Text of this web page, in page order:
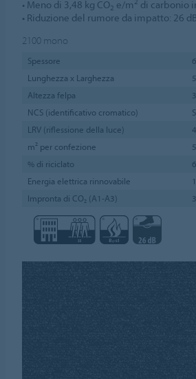
• Meno di 3,48 kg CO2 e/m
di carbonio
• Riduzione del rumore da impatto: 26
2100 mono
Spessore
Lunghezza x Larghezza
Altezza felpa
NCS (identificativo cromatico)
LRV (riflessione della luce)
m² per confezione
% di riciclato
Energia elettrica rinnovabile
Impronta di CO₂ (A1-A3)